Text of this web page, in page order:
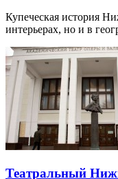
Купеческая история
интерьерах, но и в
Театральный